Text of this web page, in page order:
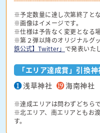
※予定数量に達し次第終了とな
※画像はイメージです。
※仕様は予告なく変更となる場
※第２弾以降のオリジナルグ
鉄公式】Twitter」 で発表いた
「エリア達成賞」引換神
浅草神社
海南神社
※達成エリアは問わずどちら
※北エリア、南エリアともお
す。